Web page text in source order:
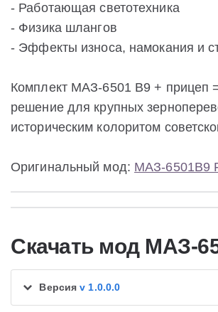
- Работающая светотехника
- Физика шлангов
- Эффекты износа, намокания и
Комплект МАЗ-6501 В9 + прицеп
решение для крупных
историческим колоритом
Оригинальный мод: МАЗ-6501В9
Скачать мод МАЗ-
Версияv 1.0.0.0